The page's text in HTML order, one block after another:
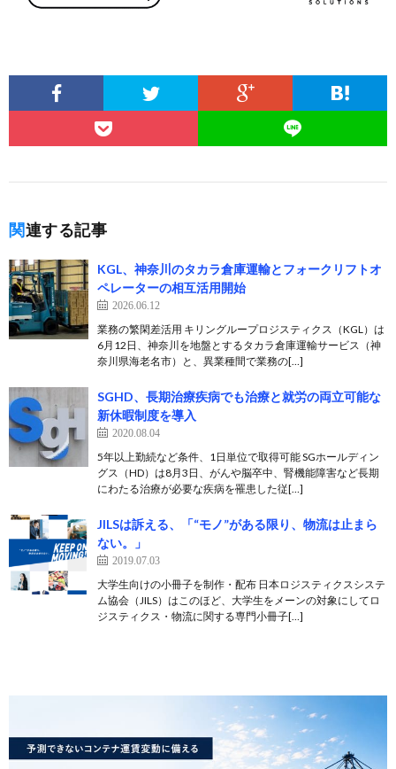
関連する記事
KGL、神奈川のタカラ倉庫運輸とフォークリフトオ
ペレーターの相互活用開始
2026.06.12
業務の繁閑差活用 キリングループロジスティクス（KGL）は
6月12日、神奈川を地盤とするタカラ倉庫運輸サービス（神
奈川県海老名市）と、異業種間で業務の[…]
SGHD、長期治療疾病でも治療と就労の両立可能な
新休暇制度を導入
2020.08.04
5年以上勤続など条件、1日単位で取得可能 SGホールディン
グス（HD）は8月3日、がんや脳卒中、腎機能障害など長期
にわたる治療が必要な疾病を罹患した従[…]
JILSは訴える、「“モノ”がある限り、物流は止まら
ない。」
2019.07.03
大学生向けの小冊子を制作・配布 日本ロジスティクスシステ
ム協会（JILS）はこのほど、大学生をメーンの対象にしてロ
ジスティクス・物流に関する専門小冊子[…]